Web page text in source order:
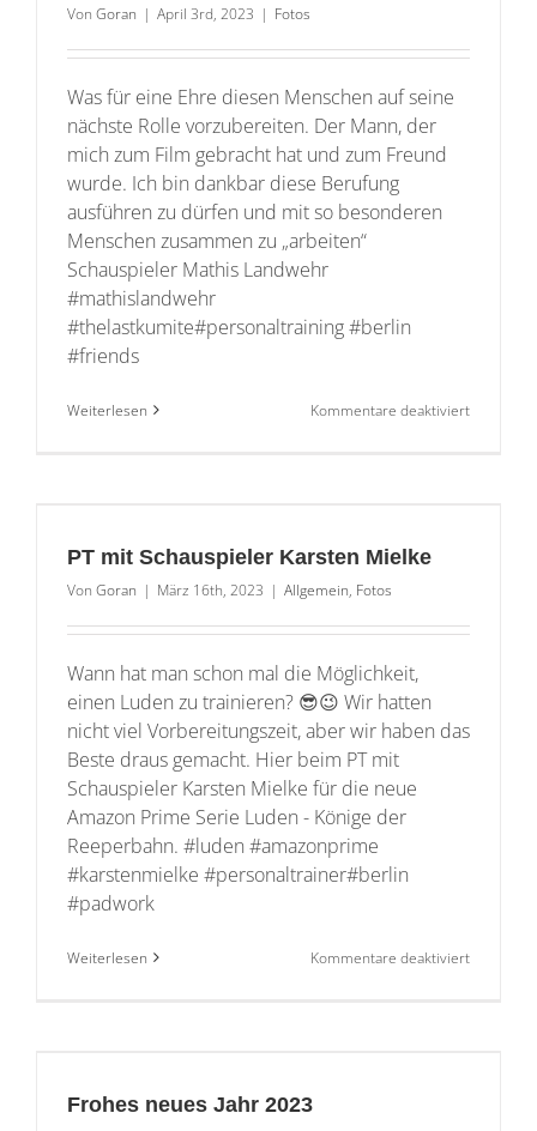
Von Goran | April 3rd, 2023 | Fotos
Was für eine Ehre diesen Menschen auf seine
nächste Rolle vorzubereiten. Der Mann, der
mich zum Film gebracht hat und zum Freund
wurde. Ich bin dankbar diese Berufung
ausführen zu dürfen und mit so besonderen
Menschen zusammen zu „arbeiten“
Schauspieler Mathis Landwehr
#mathislandwehr
#thelastkumite#personaltraining #berlin
#friends
Weiterlesen Kommentare deaktiviertfür
PT mit Schauspieler Karsten Mielke
Von Goran | März 16th, 2023 | Allgemein, Fotos
Wann hat man schon mal die Möglichkeit,
einen Luden zu trainieren? 😎😉 Wir hatten
nicht viel Vorbereitungszeit, aber wir haben das
Beste draus gemacht. Hier beim PT mit
Schauspieler Karsten Mielke für die neue
Amazon Prime Serie Luden - Könige der
Reeperbahn. #luden #amazonprime
#karstenmielke #personaltrainer#berlin
#padwork
Weiterlesen Kommentare deaktiviertfür
Frohes neues Jahr 2023